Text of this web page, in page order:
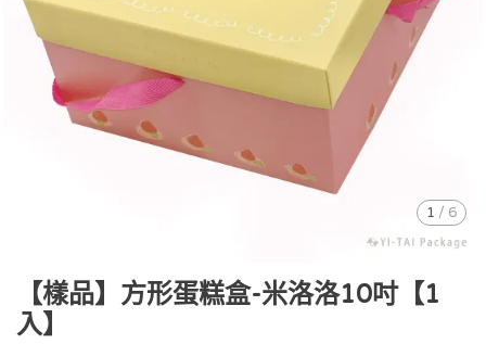
1 / 6
【樣品】方形蛋糕盒-米洛洛10吋【1
入】